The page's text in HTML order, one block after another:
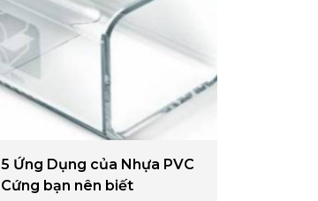
5 Ứng Dụng của Nhựa PVC
Cứng bạn nên biết